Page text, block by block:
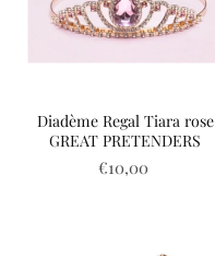
Diadème Regal Tiara rose
GREAT PRETENDERS
€10,00